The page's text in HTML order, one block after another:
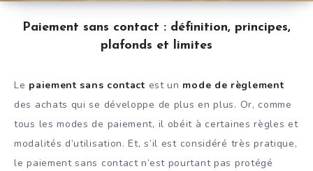
Paiement sans contact : définition, principes,
plafonds et limites
Le paiement sans contact est un mode de règlement
des achats qui se développe de plus en plus. Or, comme
tous les modes de paiement, il obéit à certaines règles et
modalités d’utilisation. Et, s’il est considéré très pratique,
le paiement sans contact n’est pourtant pas protégé